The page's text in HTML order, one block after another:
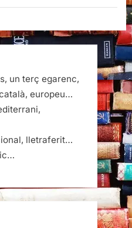
un terç egarenc,
europeu…
lletraferit…